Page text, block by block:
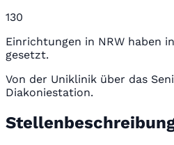
130
Einrichtungen in NRW haben
gesetzt.
Von der Uniklinik über das
Diakoniestation.